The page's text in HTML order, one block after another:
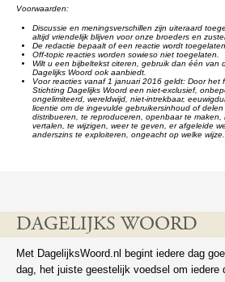
Voorwaarden:
Discussie en meningsverschillen zijn uiteraard
altijd vriendelijk blijven voor onze broeders en
De redactie bepaalt of een reactie wordt toegelaten.
Off-topic reacties worden sowieso niet toegelaten.
Wilt u een bijbeltekst citeren, gebruik dan één van
Dagelijks Woord ook aanbiedt.
Voor reacties vanaf 1 januari 2016 geldt: Door het
Stichting Dagelijks Woord een niet-exclusief,
ongelimiteerd, wereldwijd, niet-intrekbaar,
licentie om de ingevulde gebruikersinhoud of
distribueren, te reproduceren, openbaar te
vertalen, te wijzigen, weer te geven, er afgeleide
anderszins te exploiteren, ongeacht op welke wijze.
DAGELIJKS WOORD
Met DagelijksWoord.nl begint iedere dag
dag, het juiste geestelijk voedsel om iedere